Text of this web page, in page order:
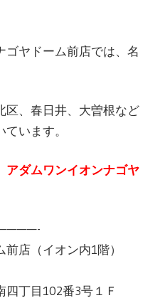
ゴヤドーム前店では、名
区、春日井、大曽根など
います。
アダムワンイオンナゴヤ
店（イオン内1階）
丁目102番3号１Ｆ